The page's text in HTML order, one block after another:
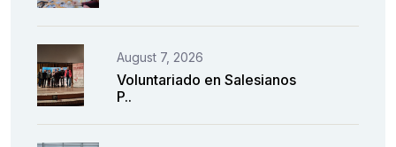
August 7, 2026
Voluntariado en Salesianos
P..